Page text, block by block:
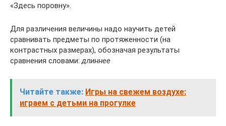
«Здесь поровну».
Для различения величины надо научить детей
сравнивать предметы по протяженности (на
контрастных размерах), обо­значая результаты
сравнения словами:длиннее
Читайте также: Игры на свежем воздухе:
играем с детьми на прогулке